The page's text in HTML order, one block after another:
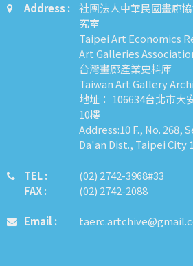
Address :
社團法人中華民國畫廊
究室
Taipei Art Economics
Art Galleries
台灣畫廊產業史料庫
Taiwan Art Gallery
地址： 106634台北市大
10樓
Address:10 F., No. 268,
Da'an Dist., Taipei City
TEL :
FAX :
​​​​(02) 2742-3968#33
(02) 2742-2088
Email :